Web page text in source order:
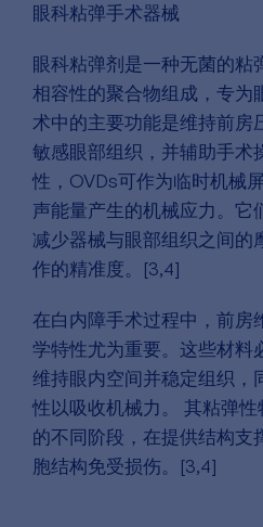
眼科粘弹手术器械
眼科粘弹剂是一种无菌的粘
相容性的聚合物组成，专为
术中的主要功能是维持前房
敏感眼部组织，并辅助手术
性，OVDs可作为临时机械
声能量产生的机械应力。它
减少器械与眼部组织之间的
作的精准度。[3,4]
在白内障手术过程中，前房
学特性尤为重要。这些材料
维持眼内空间并稳定组织，
性以吸收机械力。 其粘弹
的不同阶段，在提供结构支
胞结构免受损伤。[3,4]